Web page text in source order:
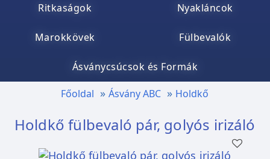
Ritkaságok Nyakláncok
Marokkövek Fülbevalók
Ásványcsúcsok és Formák
Főoldal Ásvány ABC Holdkő
Holdkő fülbevaló pár, golyós irizáló